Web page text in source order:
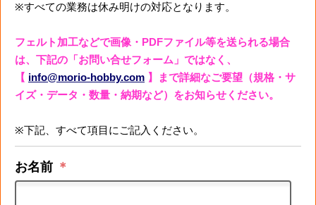
※すべての業務は休み明けの対応となります。
フェルト加工などで画像・PDFファイル等を送られる場合
は、下記の「お問い合せフォーム」ではなく、
【 info@morio-hobby.com 】まで詳細なご要望（規格・サ
イズ・データ・数量・納期など）をお知らせください。
※下記、すべて項目にご記入ください。
お名前 ＊